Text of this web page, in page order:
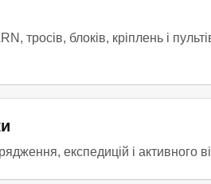
тросів, блоків, кріплень і
експедицій і активного